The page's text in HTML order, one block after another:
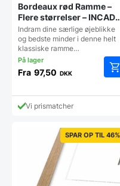
Bordeaux rød Ramme –
Flere størrelser –
Nordicline
Indram dine særlige øjeblikke
og bedste minder i denne helt
klassiske ramme…
Fra 97,50 DKK
kan
Vi prismatcher
SPAR OP TIL 46%